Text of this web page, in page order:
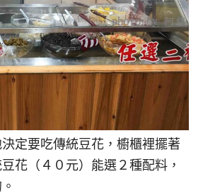
定要吃傳統豆花，櫥櫃裡擺著
花（４０元）能選２種配料，